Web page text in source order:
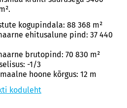
kogupindala: 88 368 m²
ehitusalune pind: 37 440
brutopind: 70 830 m²
-1/3
hoone kõrgus: 12 m
koduleht